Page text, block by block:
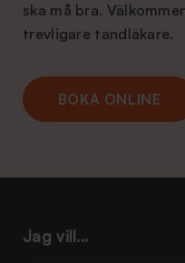
ska må bra.
trevligare tandläkare.
BOKA ONLINE
Jag vill...